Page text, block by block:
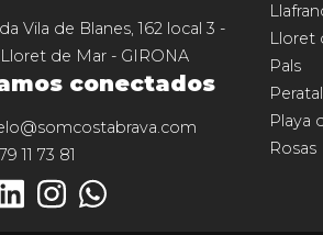
Vila de Blanes, 162 local 3 -
Lloret de Mar - GIRONA
conectados
11 73 81
Lloret
Pals
Playa
Rosas